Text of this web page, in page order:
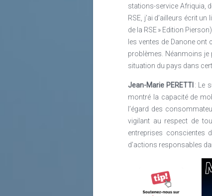
stations-service Afriquia,
RSE, j’ai d’ailleurs écrit
de la RSE » Edition
les ventes de Danone
problèmes. Néanmoins je
situation du pays dans
Jean-Marie PERETTI : Le
montré la capacité de
l’égard des
vigilant au respect de
entreprises conscientes
d’actions responsables